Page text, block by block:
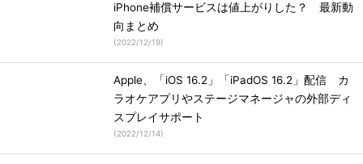
iPhone補償サービスは値上がりした？ 最新動
向まとめ
(2022/12/19)
Apple、「iOS 16.2」「iPadOS 16.2」配信 カ
ラオケアプリやステージマネージャの外部ディ
スプレイサポート
(2022/12/14)